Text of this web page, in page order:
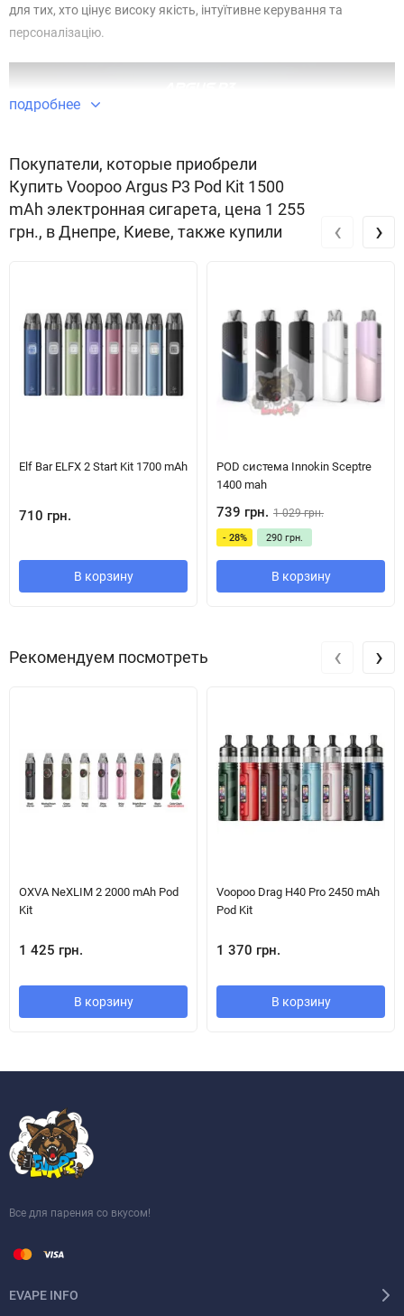
для тих, хто цінує високу якість, інтуїтивне керування та
персоналізацію.
Argus P3 має стильний Mini-BOX корпус із цинкового сплаву,
шкіряними та металевими елементами, легко лежить у руці
завдяки своїм компактним розмірам і низькій вазі. Передбачено
лан′єтний крюк для зручності та безпеки при носінні.
легко і швидко переходити між режимами, налаштуваннями
потужності, переглядати статистику затяжок та
персоналізувати інтерфейс.
Новий картридж із технологією
чистий смак, стабільну подачу пари та мінімум протікань
Snap-картридж має зручну верхню заправку та сумісний із
іншими картриджами ARGUS Pod Family.
подробнее
Покупатели, которые приобрели
Купить Voopoo Argus P3 Pod Kit 1500
mAh электронная сигарета, цена 1 255
грн., в Днепре, Киеве, также купили
Elf Bar ELFX 2 Start Kit 1700 mAh
710 грн.
В корзину
POD система Innokin Sceptre
1400 mah
739 грн. 1 029 грн.
- 28% 290 грн.
В корзину
‹ ›
Рекомендуем посмотреть
OXVA NeXLIM 2 2000 mAh Pod
Kit
1 425 грн.
В корзину
Voopoo Drag H40 Pro 2450 mAh
Pod Kit
1 370 грн.
В корзину
‹ ›
Все для парения со вкусом!
EVAPE INFO